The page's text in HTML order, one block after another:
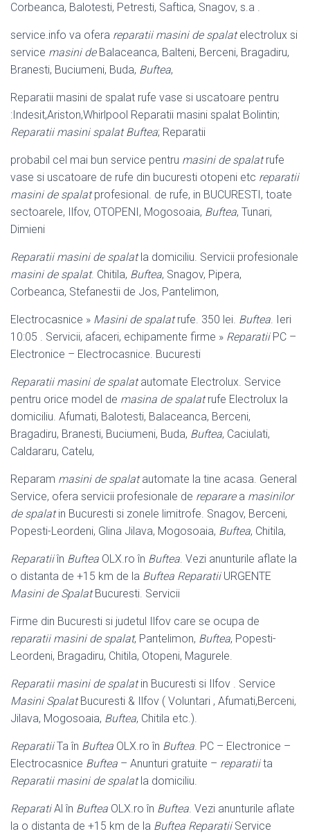
Corbeanca, Balotesti, Petresti, Saftica, Snagov, s.a .
service.info va ofera reparatii masini de spalatelectrolux si
service masini deBalaceanca, Balteni, Berceni, Bragadiru,
Branesti, Buciumeni, Buda, Buftea,
Reparatii masini de spalat rufe vase si uscatoare pentru
:Indesit,Ariston,Whirlpool Reparatii masini spalat Bolintin;
Reparatii masini spalat Buftea; Reparatii
probabil cel mai bun service pentru masini de spalatrufe
vase si uscatoare de rufe din bucuresti otopeni etc reparatii
masini de spalatprofesional. de rufe, in BUCURESTI, toate
sectoarele, Ilfov, OTOPENI, Mogosoaia, Buftea, Tunari,
Dimieni
Reparatii masini de spalatla domiciliu. Servicii profesionale
masini de spalat. Chitila, Buftea, Snagov, Pipera,
Corbeanca, Stefanestii de Jos, Pantelimon,
Electrocasnice » Masini de spalatrufe. 350 lei. Buftea. Ieri
10:05 . Servicii, afaceri, echipamente firme » ReparatiiPC –
Electronice – Electrocasnice. Bucuresti
Reparatii masini de spalatautomate Electrolux. Service
pentru orice model de masina de spalatrufe Electrolux la
domiciliu. Afumati, Balotesti, Balaceanca, Berceni,
Bragadiru, Branesti, Buciumeni, Buda, Buftea, Caciulati,
Caldararu, Catelu,
Reparam masini de spalatautomate la tine acasa. General
Service, ofera servicii profesionale de repararea masinilor
de spalatin Bucuresti si zonele limitrofe. Snagov, Berceni,
Popesti-Leordeni, Glina Jilava, Mogosoaia, Buftea, Chitila,
Reparatiiîn Buftea OLX.ro în Buftea. Vezi anunturile aflate la
o distanta de +15 km de la Buftea ReparatiiURGENTE
Masini de SpalatBucuresti. Servicii
Firme din Bucuresti si judetul Ilfov care se ocupa de
reparatii masini de spalat, Pantelimon, Buftea, Popesti-
Leordeni, Bragadiru, Chitila, Otopeni, Magurele.
Reparatii masini de spalatin Bucuresti si Ilfov . Service
Masini SpalatBucuresti & Ilfov ( Voluntari , Afumati,Berceni,
Jilava, Mogosoaia, Buftea, Chitila etc.).
ReparatiiTa în Buftea OLX.ro în Buftea. PC – Electronice –
Electrocasnice Buftea – Anunturi gratuite – reparatiita
Reparatii masini de spalatla domiciliu.
ReparatiAl în Buftea OLX.ro în Buftea. Vezi anunturile aflate
la o distanta de +15 km de la Buftea ReparatiiService